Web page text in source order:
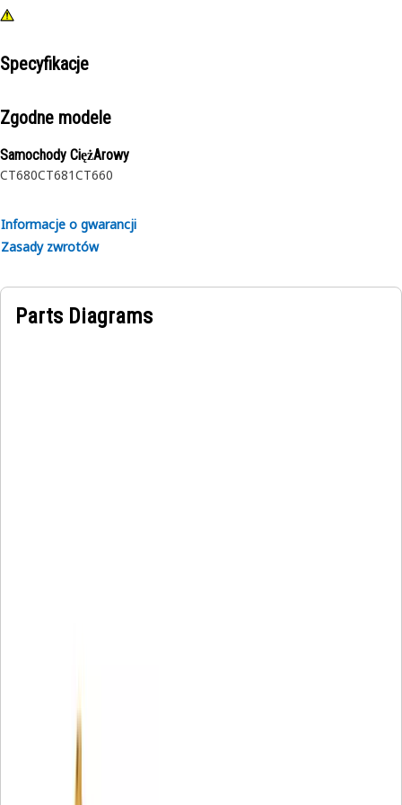
Specyfikacje
Zgodne modele
Samochody CiężArowy
CT680CT681CT660
Informacje o gwarancji
Zasady zwrotów
Parts Diagrams